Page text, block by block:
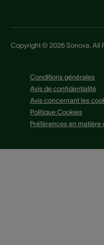
Copyright © 2026 Sonova. All
Conditions générales
Avis de confidentialité
Avis concernant les
Politique Cookies
Préférences en matière